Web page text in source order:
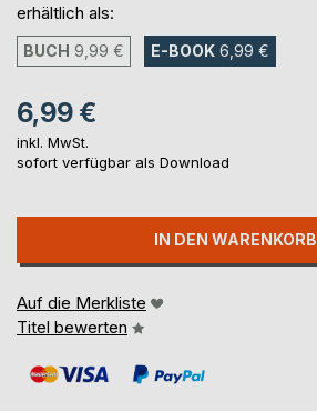
erhältlich als:
BUCH 9,99 € E-BOOK 6,99 €
6,99 €
inkl. MwSt.
sofort verfügbar als Download
IN DEN WARENKORB
Auf die Merkliste
Titel bewerten